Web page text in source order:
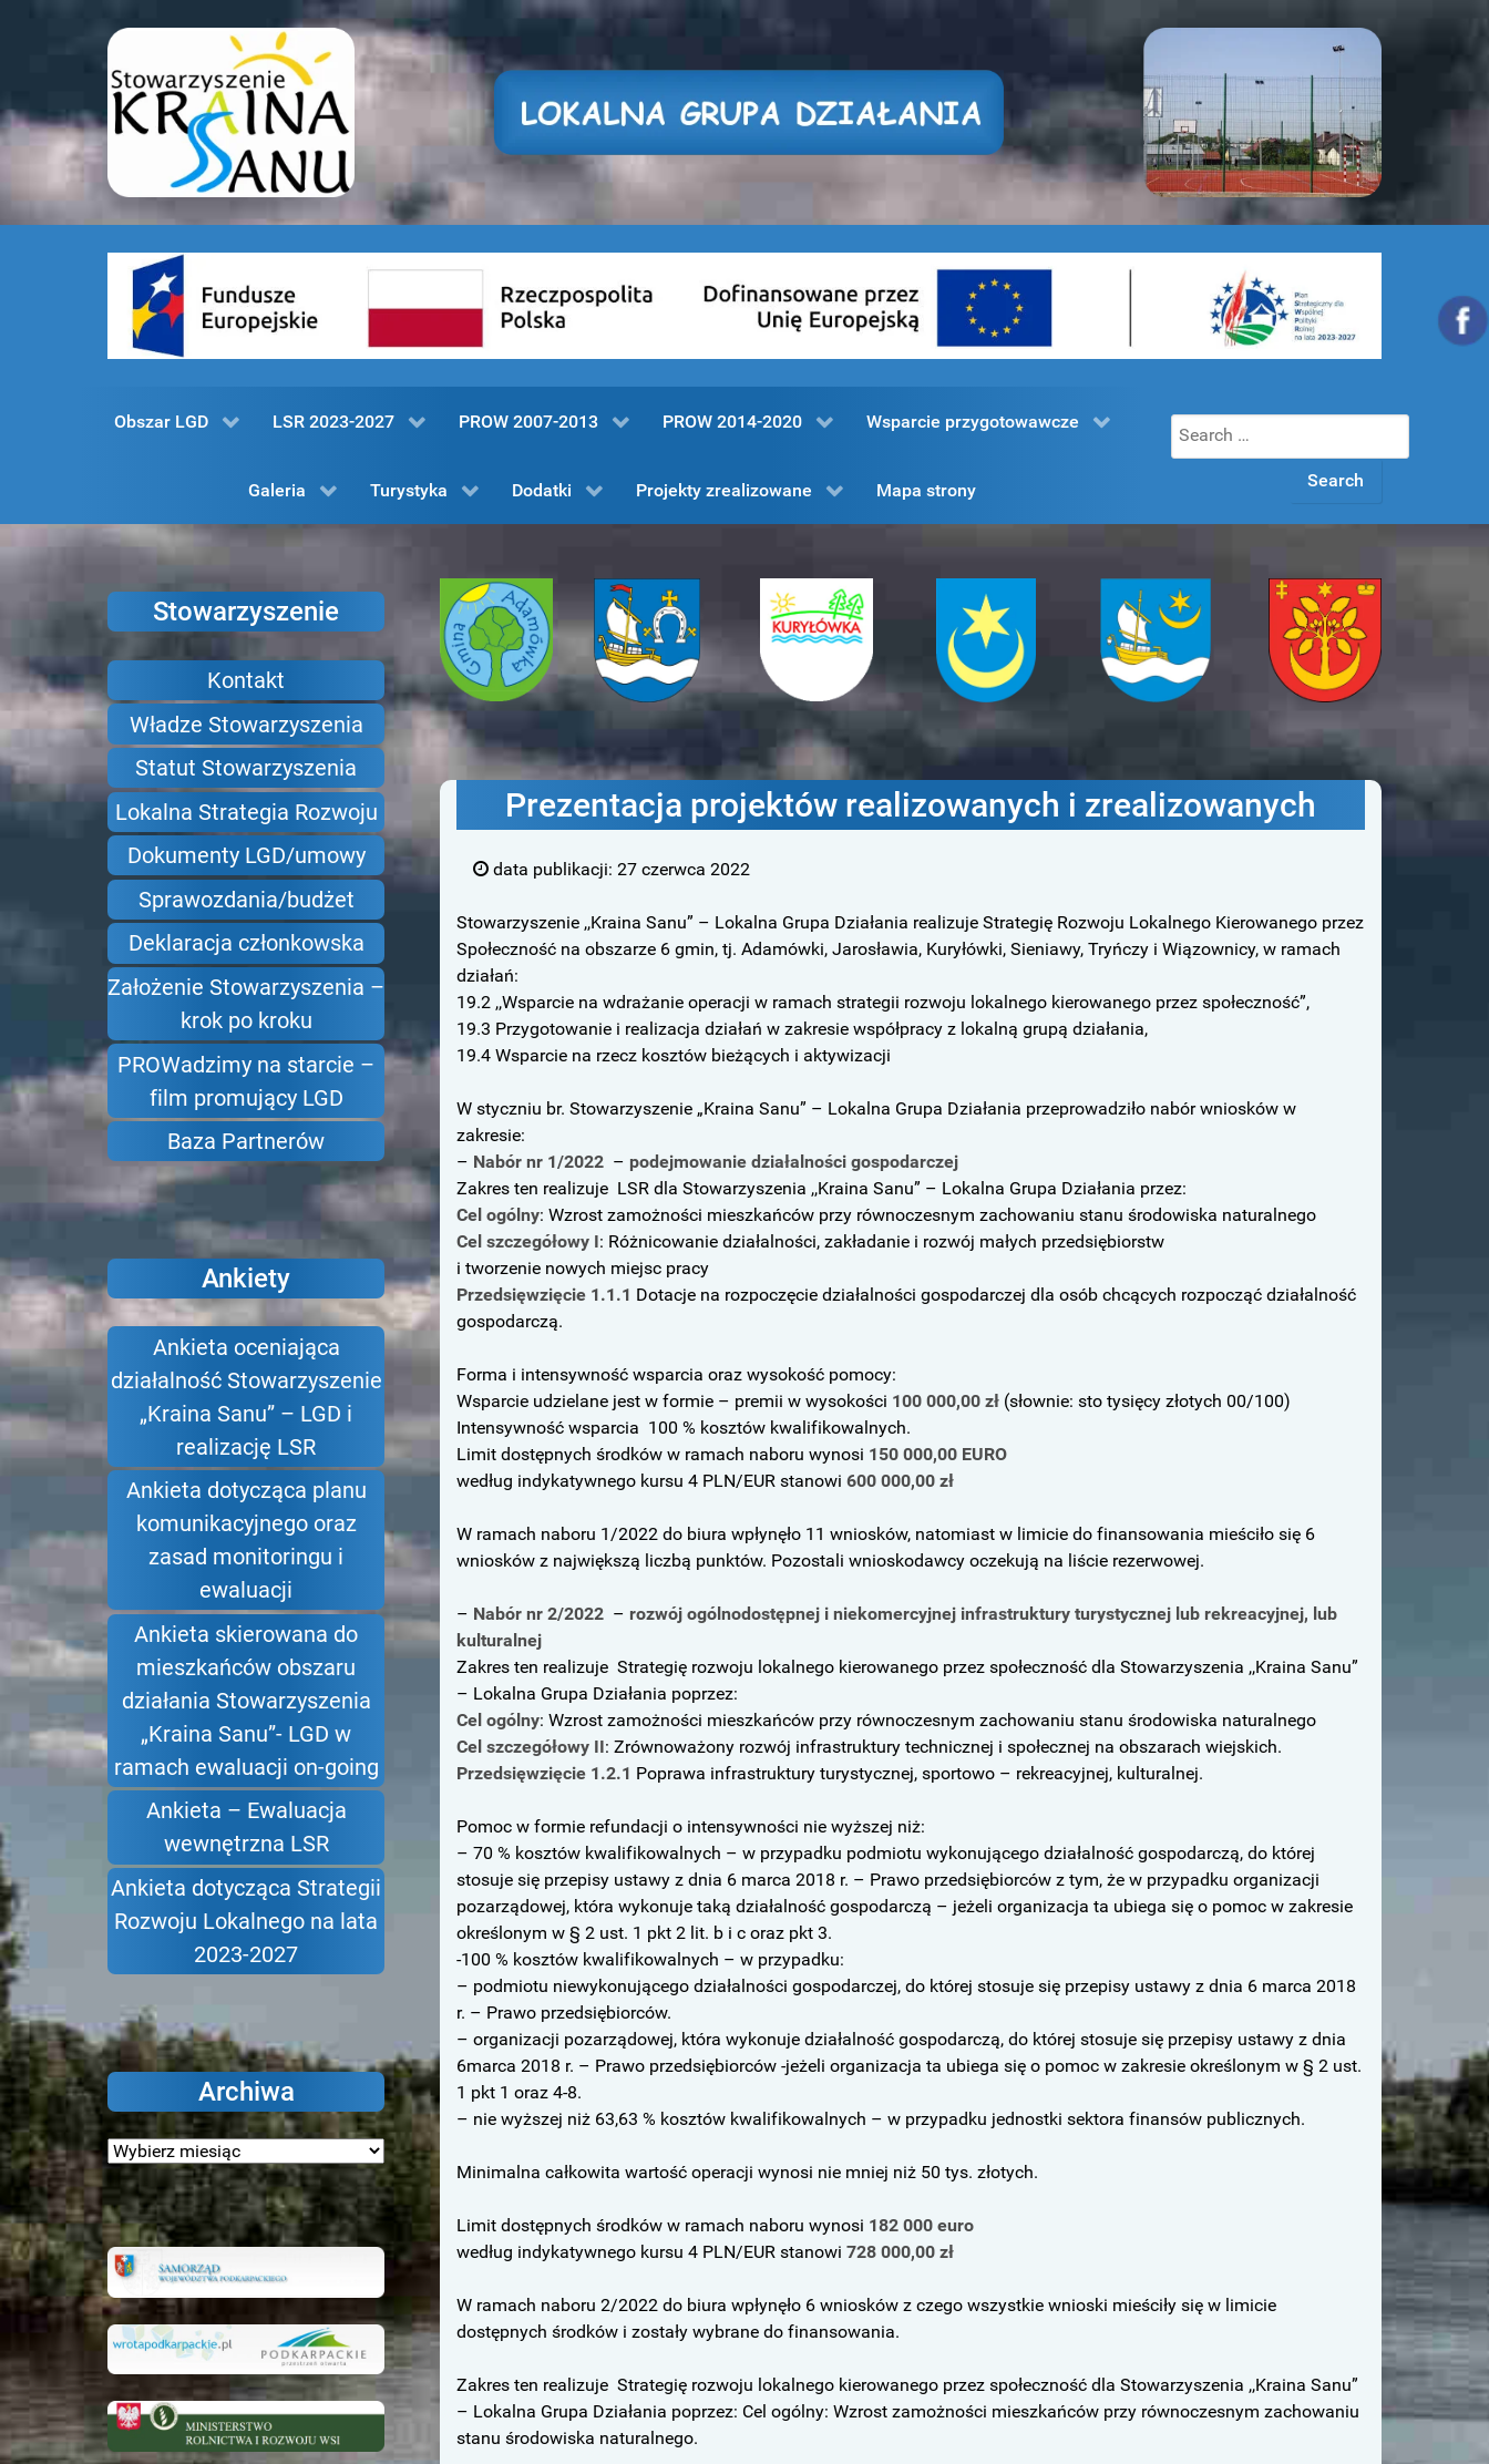
Obszar LGD LSR 2023-2027 PROW 2007-2013 PROW 2014-2020 Wsparcie przygotowawcze
Galeria Turystyka Dodatki Projekty zrealizowane Mapa strony
Search
for:
Stowarzyszenie
Kontakt
Władze Stowarzyszenia
Statut Stowarzyszenia
Lokalna Strategia Rozwoju
Dokumenty LGD/umowy
Sprawozdania/budżet
Deklaracja członkowska
Założenie Stowarzyszenia –
krok po kroku
PROWadzimy na starcie –
film promujący LGD
Baza Partnerów
Ankiety
Ankieta oceniająca
działalność Stowarzyszenie
„Kraina Sanu” – LGD i
realizację LSR
Ankieta dotycząca planu
komunikacyjnego oraz
zasad monitoringu i
ewaluacji
Ankieta skierowana do
mieszkańców obszaru
działania Stowarzyszenia
„Kraina Sanu”- LGD w
ramach ewaluacji on-going
Ankieta – Ewaluacja
wewnętrzna LSR
Ankieta dotycząca Strategii
Rozwoju Lokalnego na lata
2023-2027
Archiwa
Archiwa
Gmina
Adamówka
Gmina
Jarosław
Gmina
Gmina
Sieniawa
Gmina
Tryńcza
Gmina
Wiązownica
Prezentacja projektów realizowanych i zrealizowanych
data publikacji: 27 czerwca 2022
Stowarzyszenie ,,Kraina Sanu” – Lokalna Grupa Działania realizuje Strategię Rozwoju Lokalnego Kierowanego przez
Społeczność na obszarze 6 gmin, tj. Adamówki, Jarosławia, Kuryłówki, Sieniawy, Tryńczy i Wiązownicy, w ramach
działań:
19.2 ,,Wsparcie na wdrażanie operacji w ramach strategii rozwoju lokalnego kierowanego przez społeczność”,
19.3 Przygotowanie i realizacja działań w zakresie współpracy z lokalną grupą działania,
19.4 Wsparcie na rzecz kosztów bieżących i aktywizacji
W styczniu br. Stowarzyszenie „Kraina Sanu” – Lokalna Grupa Działania przeprowadziło nabór wniosków w
zakresie:
– Nabór nr 1/2022 – podejmowanie działalności gospodarczej
Zakres ten realizuje LSR dla Stowarzyszenia ,,Kraina Sanu” – Lokalna Grupa Działania przez:
Cel ogólny: Wzrost zamożności mieszkańców przy równoczesnym zachowaniu stanu środowiska naturalnego
Cel szczegółowy I: Różnicowanie działalności, zakładanie i rozwój małych przedsiębiorstw
i tworzenie nowych miejsc pracy
Przedsięwzięcie 1.1.1 Dotacje na rozpoczęcie działalności gospodarczej dla osób chcących rozpocząć działalność
gospodarczą.
Forma i intensywność wsparcia oraz wysokość pomocy:
Wsparcie udzielane jest w formie – premii w wysokości 100 000,00 zł (słownie: sto tysięcy złotych 00/100)
Intensywność wsparcia 100 % kosztów kwalifikowalnych.
Limit dostępnych środków w ramach naboru wynosi 150 000,00 EURO
według indykatywnego kursu 4 PLN/EUR stanowi 600 000,00 zł
W ramach naboru 1/2022 do biura wpłynęło 11 wniosków, natomiast w limicie do finansowania mieściło się 6
wniosków z największą liczbą punktów. Pozostali wnioskodawcy oczekują na liście rezerwowej.
– Nabór nr 2/2022 – rozwój ogólnodostępnej i niekomercyjnej infrastruktury turystycznej lub rekreacyjnej, lub
kulturalnej
Zakres ten realizuje Strategię rozwoju lokalnego kierowanego przez społeczność dla Stowarzyszenia ,,Kraina Sanu”
– Lokalna Grupa Działania poprzez:
Cel ogólny: Wzrost zamożności mieszkańców przy równoczesnym zachowaniu stanu środowiska naturalnego
Cel szczegółowy II: Zrównoważony rozwój infrastruktury technicznej i społecznej na obszarach wiejskich.
Przedsięwzięcie 1.2.1 Poprawa infrastruktury turystycznej, sportowo – rekreacyjnej, kulturalnej.
Pomoc w formie refundacji o intensywności nie wyższej niż:
– 70 % kosztów kwalifikowalnych – w przypadku podmiotu wykonującego działalność gospodarczą, do której
stosuje się przepisy ustawy z dnia 6 marca 2018 r. – Prawo przedsiębiorców z tym, że w przypadku organizacji
pozarządowej, która wykonuje taką działalność gospodarczą – jeżeli organizacja ta ubiega się o pomoc w zakresie
określonym w § 2 ust. 1 pkt 2 lit. b i c oraz pkt 3.
-100 % kosztów kwalifikowalnych – w przypadku:
– podmiotu niewykonującego działalności gospodarczej, do której stosuje się przepisy ustawy z dnia 6 marca 2018
r. – Prawo przedsiębiorców.
– organizacji pozarządowej, która wykonuje działalność gospodarczą, do której stosuje się przepisy ustawy z dnia
6marca 2018 r. – Prawo przedsiębiorców -jeżeli organizacja ta ubiega się o pomoc w zakresie określonym w § 2 ust.
1 pkt 1 oraz 4-8.
– nie wyższej niż 63,63 % kosztów kwalifikowalnych – w przypadku jednostki sektora finansów publicznych.
Minimalna całkowita wartość operacji wynosi nie mniej niż 50 tys. złotych.
Limit dostępnych środków w ramach naboru wynosi 182 000 euro
według indykatywnego kursu 4 PLN/EUR stanowi 728 000,00 zł
W ramach naboru 2/2022 do biura wpłynęło 6 wniosków z czego wszystkie wnioski mieściły się w limicie
dostępnych środków i zostały wybrane do finansowania.
Zakres ten realizuje Strategię rozwoju lokalnego kierowanego przez społeczność dla Stowarzyszenia ,,Kraina Sanu”
– Lokalna Grupa Działania poprzez: Cel ogólny: Wzrost zamożności mieszkańców przy równoczesnym zachowaniu
stanu środowiska naturalnego.